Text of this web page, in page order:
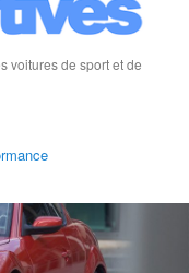
voitures de sport et de